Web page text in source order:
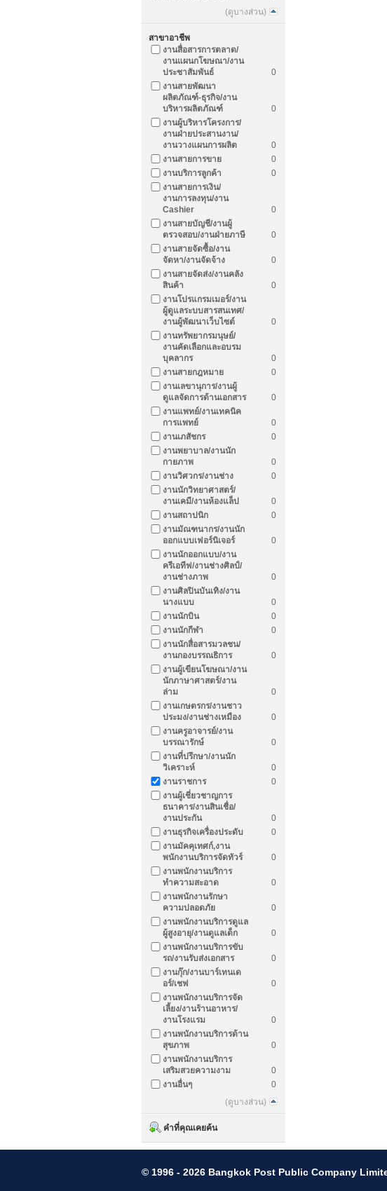
(ดูบางส่วน)
สาขาอาชีพ
งานสื่อสารการตลาด/
งานแผนกโฆษณา/งาน
ประชาสัมพันธ์
0
งานสายพัฒนา
ผลิตภัณฑ์-ธุรกิจ/งาน
บริหารผลิตภัณฑ์
0
งานผู้บริหารโครงการ/
งานฝ่ายประสานงาน/
งานวางแผนการผลิต
0
งานสายการขาย
0
งานบริการลูกค้า
0
งานสายการเงิน/
งานการลงทุน/งาน
Cashier
0
งานสายบัญชี/งานผู้
ตรวจสอบ/งานฝ่ายภาษี
0
งานสายจัดซื้อ/งาน
จัดหา/งานจัดจ้าง
0
งานสายจัดส่ง/งานคลัง
สินค้า
0
งานโปรแกรมเมอร์/งาน
ผู้ดูแลระบบสารสนเทศ/
งานผู้พัฒนาเว็บไซต์
0
งานทรัพยากรมนุษย์/
งานคัดเลือกและอบรม
บุคลากร
0
งานสายกฎหมาย
0
งานเลขานุการ/งานผู้
ดูแลจัดการด้านเอกสาร
0
งานแพทย์/งานเทคนิค
การแพทย์
0
งานเภสัชกร
0
งานพยาบาล/งานนัก
กายภาพ
0
งานวิศวกร/งานช่าง
0
งานนักวิทยาศาสตร์/
งานเคมี/งานห้องแล็ป
0
งานสถาปนิก
0
งานมัณฑนากร/งานนัก
ออกแบบเฟอร์นิเจอร์
0
งานนักออกแบบ/งาน
ครีเอทีฟ/งานช่างศิลป์/
งานช่างภาพ
0
งานศิลปินบันเทิง/งาน
นางแบบ
0
งานนักบิน
0
งานนักกีฬา
0
งานนักสื่อสารมวลชน/
งานกองบรรณธิการ
0
งานผู้เขียนโฆษณา/งาน
นักภาษาศาสตร์/งาน
ล่าม
0
งานเกษตรกร/งานชาว
ประมง/งานช่างเหมือง
0
งานครูอาจารย์/งาน
บรรณารักษ์
0
งานที่ปรึกษา/งานนัก
วิเคราะห์
0
งานราชการ
0
งานผู้เชี่ยวชาญการ
ธนาคาร/งานสินเชื่อ/
งานประกัน
0
งานธุรกิจเครื่องประดับ
0
งานมัคคุเทศก์,งาน
พนักงานบริการจัดทัวร์
0
งานพนักงานบริการ
ทำความสะอาด
0
งานพนักงานรักษา
ความปลอดภัย
0
งานพนักงานบริการดูแล
ผู้สูงอายุ/งานดูแลเด็ก
0
งานพนักงานบริการขับ
รถ/งานรับส่งเอกสาร
0
งานกุ๊ก/งานบาร์เทนเด
อร์/เชฟ
0
งานพนักงานบริการจัด
เลี้ยง/งานร้านอาหาร/
งานโรงแรม
0
งานพนักงานบริการด้าน
สุขภาพ
0
งานพนักงานบริการ
เสริมสวยความงาม
0
งานอื่นๆ
0
(ดูบางส่วน)
คำที่คุณเคยค้น
© 1996 - 2026 Bangkok Post Public Company